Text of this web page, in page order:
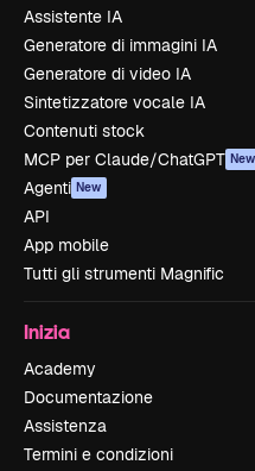
Assistente IA
Generatore di immagini IA
Generatore di video IA
Sintetizzatore vocale IA
Contenuti stock
MCP per Claude/ChatGPT New
Agenti New
API
App mobile
Tutti gli strumenti Magnific
Inizia
Academy
Documentazione
Assistenza
Termini e condizioni